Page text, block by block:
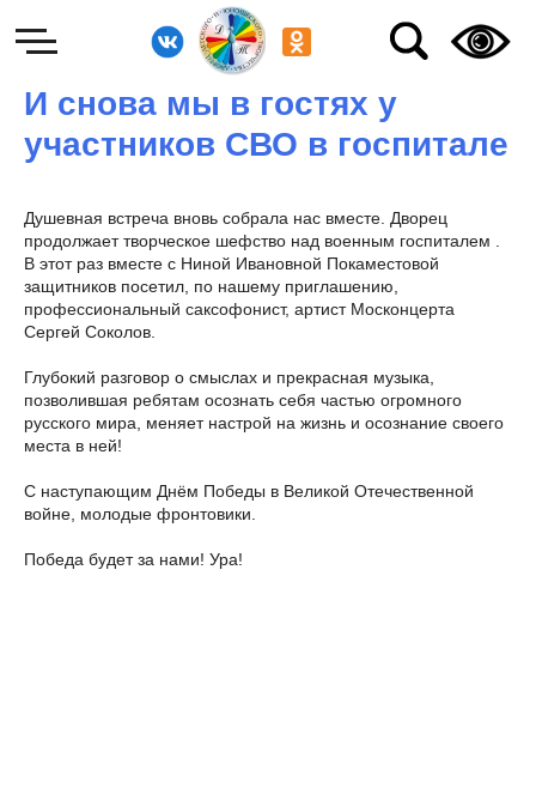
И снова мы в гостях у
участников СВО в госпитале
Душевная встреча вновь собрала нас вместе. Дворец
продолжает творческое шефство над военным госпиталем .
В этот раз вместе с Ниной Ивановной Покаместовой
защитников посетил, по нашему приглашению,
профессиональный саксофонист, артист Москонцерта
Сергей Соколов.
Глубокий разговор о смыслах и прекрасная музыка,
позволившая ребятам осознать себя частью огромного
русского мира, меняет настрой на жизнь и осознание своего
места в ней!
С наступающим Днём Победы в Великой Отечественной
войне, молодые фронтовики.
Победа будет за нами! Ура!